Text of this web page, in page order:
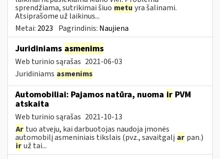
sprendžiama, sutrikimai šiuo metu yra šalinami.
Atsiprašome už laikinus...
Metai: 2023 Pagrindinis: Naujiena
Juridiniams asmenims
Web turinio sąrašas 2021-06-03
Juridiniams asmenims
Automobiliai: Pajamos natūra, nuoma ir PVM
atskaita
Web turinio sąrašas 2021-10-13
Ar tuo atveju, kai darbuotojas naudoja įmonės
automobilį asmeniniais tikslais (pvz., savaitgalį ar pan.)
iruž tai...